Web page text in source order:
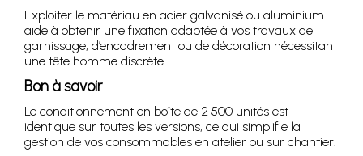
Exploiter le matériau en acier galvanisé ou aluminium
aide à obtenir une fixation adaptée à vos travaux de
garnissage, d’encadrement ou de décoration nécessitant
une tête homme discrète.
Bon à savoir
Le conditionnement en boîte de 2 500 unités est
identique sur toutes les versions, ce qui simplifie la
gestion de vos consommables en atelier ou sur chantier.